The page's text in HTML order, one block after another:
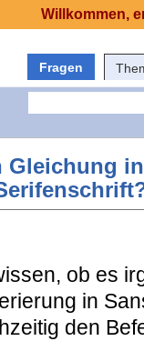
Fragen
Gleichung
ob es
in
den
Willkommen,